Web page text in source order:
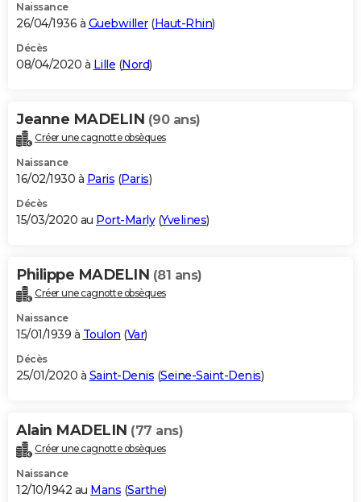
Naissance
26/04/1936 à Guebwiller(Haut-Rhin)
Décès
08/04/2020 à Lille (Nord)
Jeanne MADELIN (90 ans)
Créer une cagnotte obsèques
Naissance
16/02/1930 à Paris (Paris)
Décès
15/03/2020 au Port-Marly(Yvelines)
Philippe MADELIN (81 ans)
Créer une cagnotte obsèques
Naissance
15/01/1939 à Toulon (Var)
Décès
25/01/2020 à Saint-Denis (Seine-Saint-Denis)
Alain MADELIN (77 ans)
Créer une cagnotte obsèques
Naissance
12/10/1942 au Mans (Sarthe)